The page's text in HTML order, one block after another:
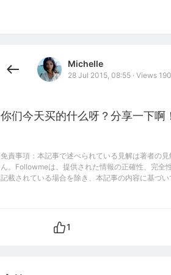
Michelle
28 Jul 2015, 08:55 · Views 190
你们今天买的什么呀？分享一下啊
免責事項：本記事で述べられている見解は著者の
ん。Followmeは、提供された情報の正確性、完全
記載されている場合を除き、本記事の内容に基づ
1